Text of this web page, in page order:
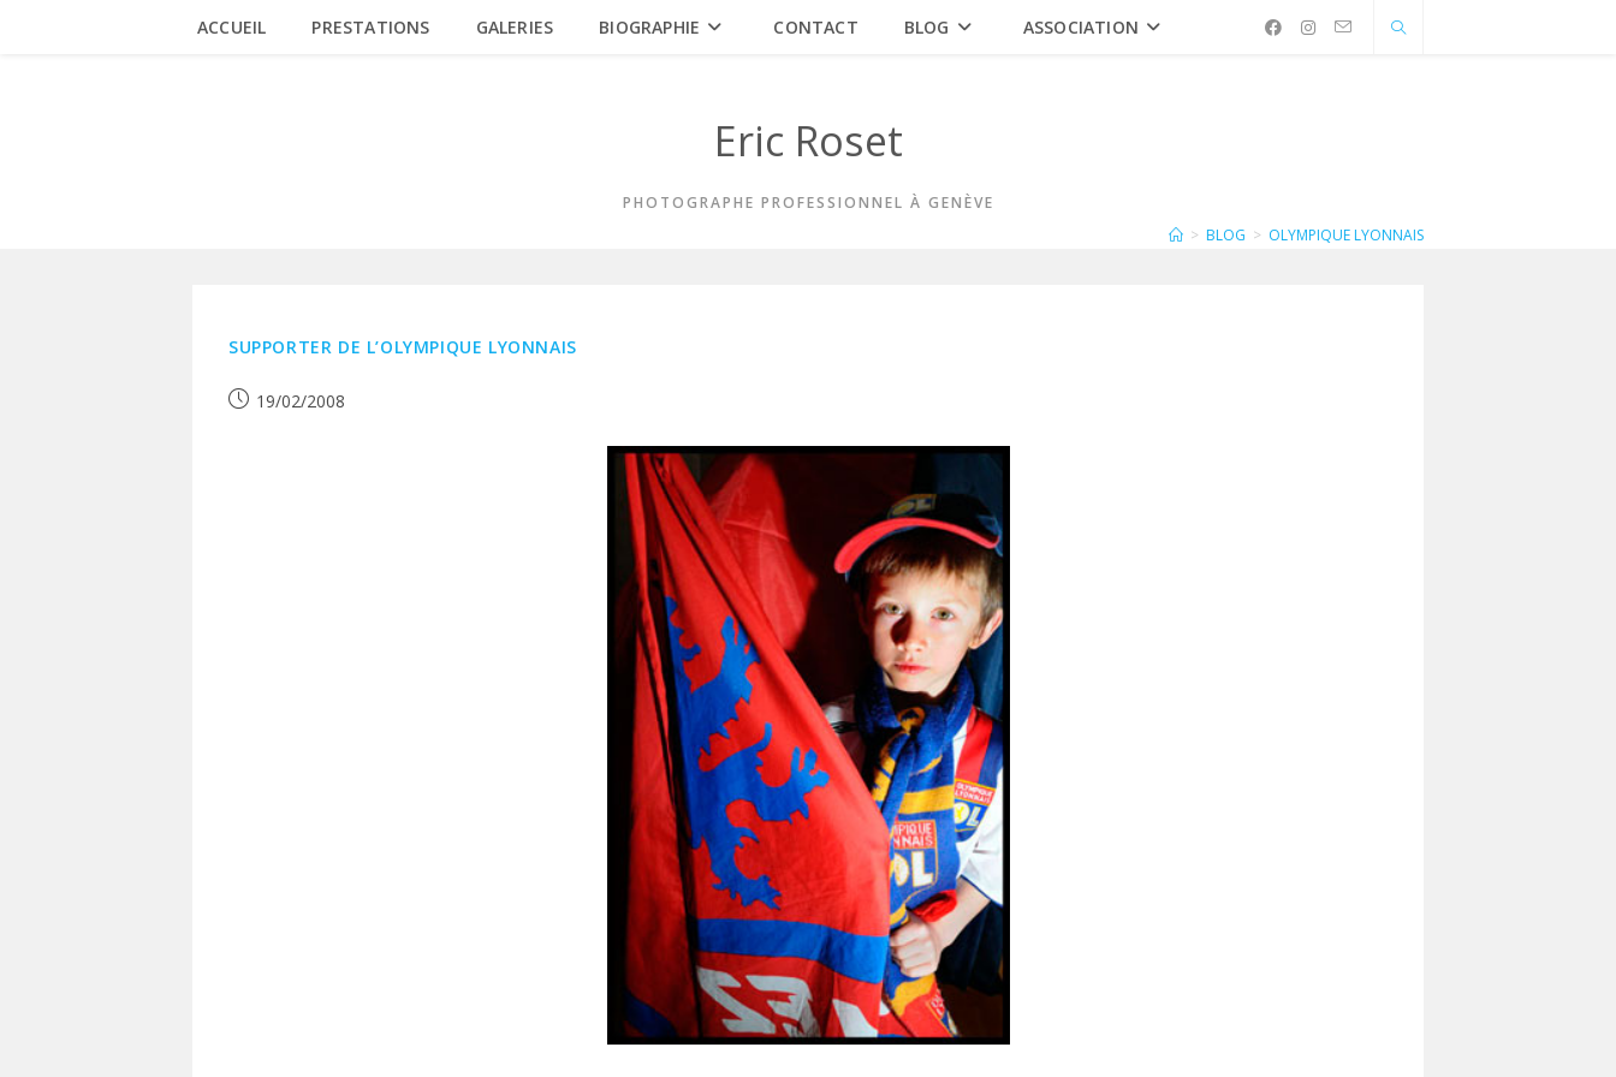
ACCUEIL PRESTATIONS GALERIES BIOGRAPHIE CONTACT BLOG ASSOCIATION
Eric Roset
PHOTOGRAPHE PROFESSIONNEL À GENÈVE
> BLOG > OLYMPIQUE LYONNAIS
SUPPORTER DE L’OLYMPIQUE LYONNAIS
Publication
19/02/2008